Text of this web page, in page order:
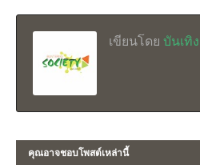
เขียนโดย บันเทิ
คุณอาจชอบโพสต์เหล่านี้